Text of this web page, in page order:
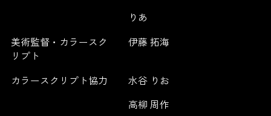
りあ
美術監督・カラースク
リプト
伊藤 拓海
カラースクリプト協力
水谷 りお
高柳 周作